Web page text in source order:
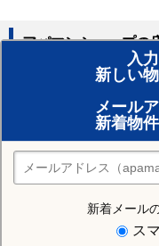
入
新しい
メール
新着物
新着メール
ス
アパマンショップの
賃貸のプロがお部屋探し！
おまかせ物件リクエスト
住みたい街の店舗を探す
店舗検索
住む街研究所で弘前